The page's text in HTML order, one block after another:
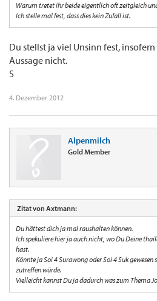
Warum tretet ihr beide eigentlich oft zeitgleich
Ich stelle mal fest, dass dies kein Zufall ist.
Du stellst ja viel Unsinn fest,
Aussage nicht.
S
4. Dezember 2012
Alpenmilch
Gold Member
Zitat von Axtmann:
Du hättest dich ja mal raushalten können.
Ich spekuliere hier ja auch nicht, wo Du Deine
hast.
Könnte ja Soi 4 Surawong oder Soi 4 Suk gewesen
zutreffen würde.
Vielleicht kannst Du ja dadurch was zum Thema